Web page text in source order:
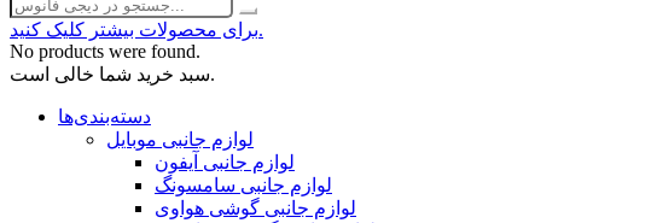
برای محصولات بیشتر کلیک کنید.
No products were found.
سبد خرید شما خالی است.
دسته‌بندی‌ها
لوازم جانبی موبایل
لوازم جانبی آیفون
لوازم جانبی سامسونگ
لوازم جانبی گوشی هواوی